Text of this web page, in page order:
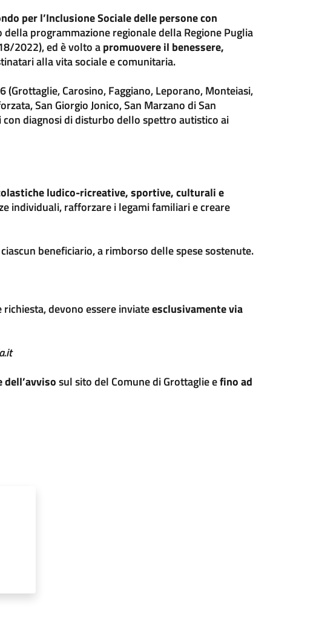
per l’Inclusione Sociale delle persone con
della programmazione regionale della Regione Puglia
2022), ed è volto apromuovere il benessere,
alla vita sociale e comunitaria.
(Grottaglie, Carosino, Faggiano, Leporano, Monteiasi,
San Giorgio Jonico, San Marzano di San
diagnosi di disturbo dello spettro autistico ai
ludico-ricreative, sportive, culturali e
individuali, rafforzare i legami familiari e creare
beneficiario, a rimborso delle spese sostenute.
devono essere inviateesclusivamente via
sul sito del Comune di Grottaglie efino ad